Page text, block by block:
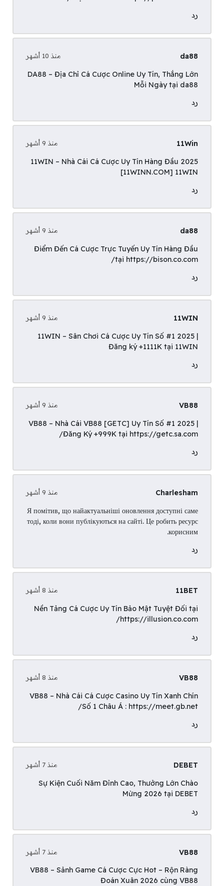
رد
da88 منذ 10 أشهر
DA88 – Địa Chỉ Cá Cược Online Uy Tín, Thắng Lớn
Mỗi Ngày tại da88
رد
11Win منذ 9 أشهر
11WIN – Nhà Cái Cá Cược Uy Tín Hàng Đầu 2025
[11WINN.COM] 11WIN
رد
da88 منذ 9 أشهر
Điểm Đến Cá Cược Trực Tuyến Uy Tín Hàng Đầu
tại https://bison.co.com/
رد
11WIN منذ 9 أشهر
11WIN – Sân Chơi Cá Cược Uy Tín Số #1 2025 |
Đăng ký +1111K tại 11WIN
رد
VB88 منذ 9 أشهر
VB88 – Nhà Cái VB88 [GETC] Uy Tín Số #1 2025 |
Đăng Ký +999K tại https://getc.sa.com/
رد
Charlesham منذ 9 أشهر
Я помітив, що найактуальніші оновлення доступні саме
тоді, коли вони публікуються на сайті. Це робить ресурс
корисним.
رد
11BET منذ 8 أشهر
Nền Tảng Cá Cược Uy Tín Bảo Mật Tuyệt Đối tại
https://illusion.co.com/
رد
VB88 منذ 8 أشهر
VB88 – Nhà Cái Cá Cược Casino Uy Tín Xanh Chín
Số 1 Châu Á : https://meet.gb.net/
رد
DEBET منذ 7 أشهر
Sự Kiện Cuối Năm Đỉnh Cao, Thưởng Lớn Chào
Mừng 2026 tại DEBET
رد
VB88 منذ 7 أشهر
VB88 – Sảnh Game Cá Cược Cực Hot – Rộn Ràng
Đoán Xuân 2026 cùng VB88